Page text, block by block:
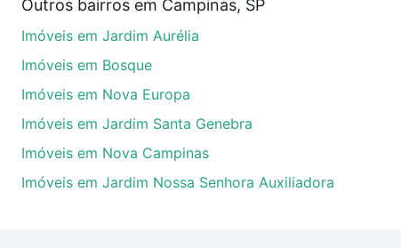
SP que custam a partir de R$ 0 e com nossas
dos custos envolvidos no processo de compra,
sonhos com segurança e conforto. Loft, com você
Outros bairros em Campinas, SP
Imóveis em Jardim Aurélia
Imóveis em Bosque
Imóveis em Nova Europa
Imóveis em Jardim Santa Genebra
Imóveis em Nova Campinas
Imóveis em Jardim Nossa Senhora Auxiliadora